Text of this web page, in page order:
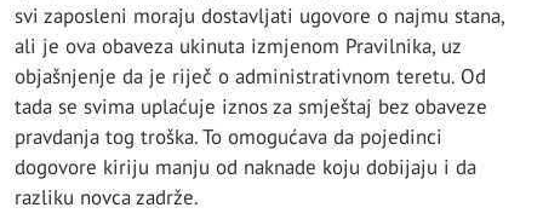
svi zaposleni moraju dostavljati ugovore o najmu stana,
ali je ova obaveza ukinuta izmjenom Pravilnika, uz
objašnjenje da je riječ o administrativnom teretu. Od
tada se svima uplaćuje iznos za smještaj bez obaveze
pravdanja tog troška. To omogućava da pojedinci
dogovore kiriju manju od naknade koju dobijaju i da
razliku novca zadrže.